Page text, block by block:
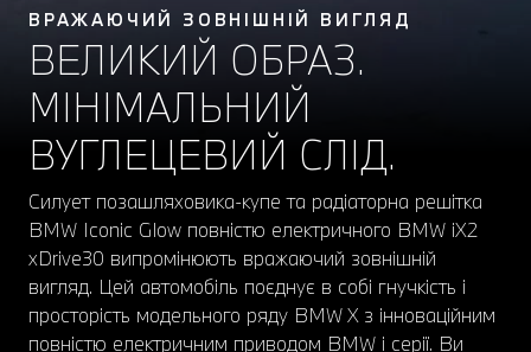
ВРАЖАЮЧИЙ ЗОВНІШНІЙ ВИГЛЯД
ВЕЛИКИЙ ОБРАЗ.
МІНІМАЛЬНИЙ
ВУГЛЕЦЕВИЙ СЛІД.
Силует позашляховика-купе та радіаторна решітка
BMW Iconic Glow повністю електричного BMW iX2
xDrive30 випромінюють вражаючий зовнішній
вигляд. Цей автомобіль поєднує в собі гнучкість і
просторість модельного ряду BMW X з інноваційним
повністю електричним приводом BMW i серії. Ви